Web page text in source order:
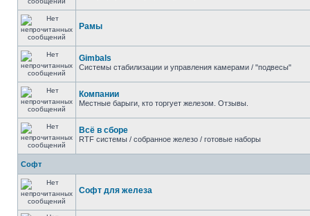
Рамы
Gimbals
Системы стабилизации и управления камерами / "подвесы"
Компании
Местные барыги, кто торгует железом. Отзывы.
Всё в сборе
RTF системы / собранное железо / готовые наборы
Софт
Софт для железа